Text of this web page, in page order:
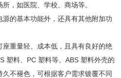
，如医院、学校、商场等。
的基本功能外，还具有其他附加功
重量轻、成本低，且具有良好的绝
塑料、PC 塑料等。ABS 塑料外壳的
不褪色，可根据客户需求镀覆不同